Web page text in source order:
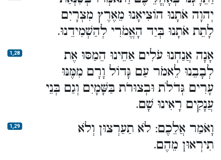
יְהוָה אֹתָנוּ הוֹצִיאָנוּ מֵאֶרֶץ מִצְרָיִם
לָתֵת אֹתָנוּ בְּיַד הָאֱמֹרִי לְהַשְׁמִידֵנוּ.
1,28
אָנָה אֲנַחְנוּ עֹלִים אַחֵינוּ הֵמַסּוּ אֶת
לְבָבֵנוּ לֵאמֹר עַם גָּדוֹל וָרָם מִמֶּנּוּ
עָרִים גְּדֹלֹת וּבְצוּרֹת בַּשָּׁמָיִם וְגַם בְּנֵי
עֲנָקִים רָאִינוּ שָׁם.
1,29
וָאֹמַר אֲלֵכֶם: לֹא תַעַרְצוּן וְלֹא
תִירְאוּן מֵהֶם.